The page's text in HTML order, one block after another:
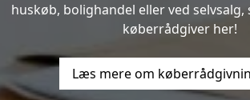
huskøb, bolighandel eller ved
køberrådgiver her!
Læs mere om